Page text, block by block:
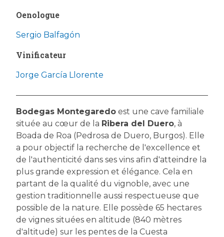
Oenologue
Sergio Balfagón
Vinificateur
Jorge García Llorente
Bodegas Montegaredo est une cave familiale
située au cœur de la Ribera del Duero, à
Boada de Roa (Pedrosa de Duero, Burgos). Elle
a pour objectif la recherche de l'excellence et
de l'authenticité dans ses vins afin d'atteindre la
plus grande expression et élégance. Cela en
partant de la qualité du vignoble, avec une
gestion traditionnelle aussi respectueuse que
possible de la nature. Elle possède 65 hectares
de vignes situées en altitude (840 mètres
d'altitude) sur les pentes de la Cuesta